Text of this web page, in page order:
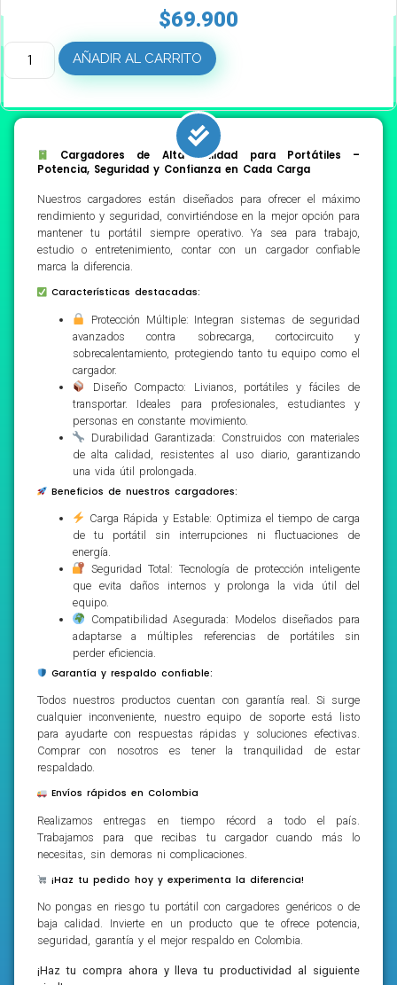
$69.900
AÑADIR AL CARRITO
Cargadores de Alta Calidad para Portátiles –
Potencia, Seguridad y Confianza en Cada Carga
Nuestros cargadores están diseñados para ofrecer el máximo
rendimiento y seguridad, convirtiéndose en la mejor opción para
mantener tu portátil siempre operativo. Ya sea para trabajo,
estudio o entretenimiento, contar con un cargador confiable
marca la diferencia.
Características destacadas:
Protección Múltiple: Integran sistemas de seguridad
avanzados contra sobrecarga, cortocircuito y
sobrecalentamiento, protegiendo tanto tu equipo como el
cargador.
Diseño Compacto: Livianos, portátiles y fáciles de
transportar. Ideales para profesionales, estudiantes y
personas en constante movimiento.
Durabilidad Garantizada: Construidos con materiales
de alta calidad, resistentes al uso diario, garantizando
una vida útil prolongada.
Beneficios de nuestros cargadores:
Carga Rápida y Estable: Optimiza el tiempo de carga
de tu portátil sin interrupciones ni fluctuaciones de
energía.
Seguridad Total: Tecnología de protección inteligente
que evita daños internos y prolonga la vida útil del
equipo.
Compatibilidad Asegurada: Modelos diseñados para
adaptarse a múltiples referencias de portátiles sin
perder eficiencia.
Garantía y respaldo confiable:
Todos nuestros productos cuentan con garantía real. Si surge
cualquier inconveniente, nuestro equipo de soporte está listo
para ayudarte con respuestas rápidas y soluciones efectivas.
Comprar con nosotros es tener la tranquilidad de estar
respaldado.
Envíos rápidos en Colombia
Realizamos entregas en tiempo récord a todo el país.
Trabajamos para que recibas tu cargador cuando más lo
necesitas, sin demoras ni complicaciones.
¡Haz tu pedido hoy y experimenta la diferencia!
No pongas en riesgo tu portátil con cargadores genéricos o de
baja calidad. Invierte en un producto que te ofrece potencia,
seguridad, garantía y el mejor respaldo en Colombia.
¡Haz tu compra ahora y lleva tu productividad al siguiente